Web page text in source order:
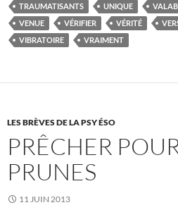
TRAUMATISANTS
UNIQUE
VENUE
VÉRIFIER VÉRITÉ
VIBRATOIRE
VRAIMENT
LES BRÈVES DE LA PSY ÉSO
PRÊCHER
PRUNES
11 JUIN 2013